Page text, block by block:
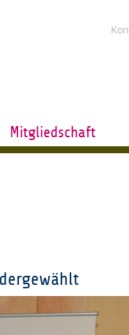
Mitgliedschaft